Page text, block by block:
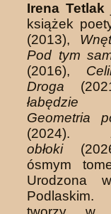
Irena Tetlak
książek
(2013),
Pod tym
(2016),
Droga
Geometria
(2024).
obłoki
ósmym
Urodzona